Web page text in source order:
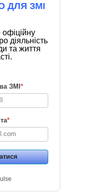
ДЛЯ ЗМІ
діяльність
та життя
ЗМІ*
*